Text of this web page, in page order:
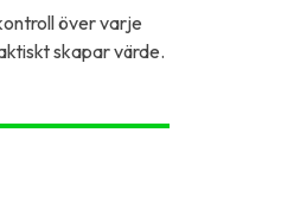
över varje
skapar värde.